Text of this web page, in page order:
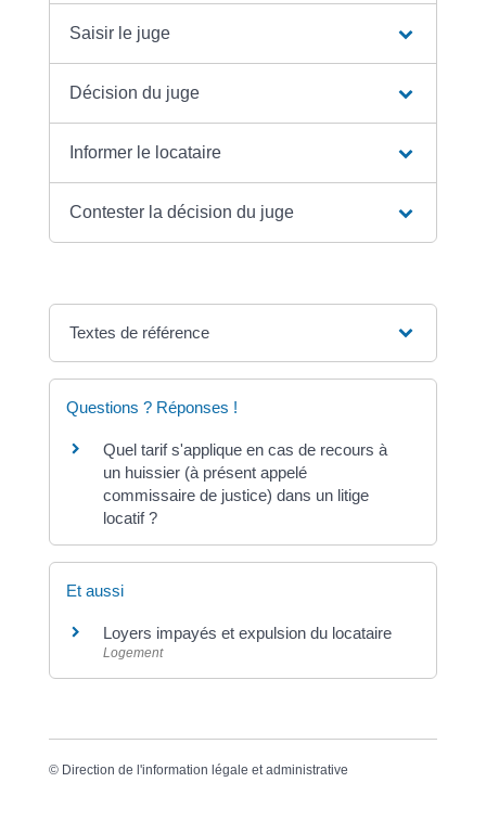
Saisir le juge
Décision du juge
Informer le locataire
Contester la décision du juge
Textes de référence
Questions ? Réponses !
Quel tarif s'applique en cas de recours à
un huissier (à présent appelé
commissaire de justice) dans un litige
locatif ?
Et aussi
Loyers impayés et expulsion du locataire
Logement
© Direction de l'information légale et administrative